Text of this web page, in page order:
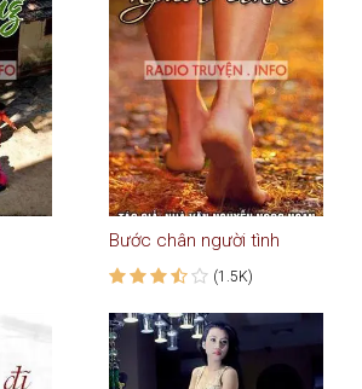
Bước chân người tình
(1.5K)